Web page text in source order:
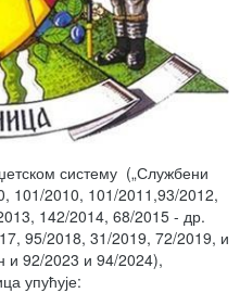
систему („Службени
101/2010, 101/2011,93/2012,
142/2014, 68/2015 - др.
95/2018, 31/2019, 72/2019, и
и 92/2023 и 94/2024),
упућује: